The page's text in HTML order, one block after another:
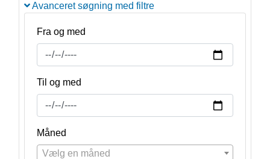
Avanceret søgning med filtre
Fra og med
Til og med
Måned
Vælg en måned